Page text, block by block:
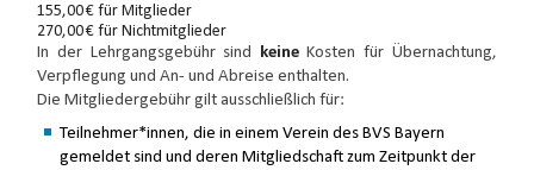
155,00 € für Mitglieder
270,00 € für Nichtmitglieder
In der Lehrgangsgebühr sind
keineKosten für Übernachtung,
Verpflegung und An- und Abreise enthalten.
Die Mitgliedergebühr gilt ausschließlich für:
Teilnehmer*innen, die in einem Verein des BVS Bayern
gemeldet sind und deren Mitgliedschaft zum Zeitpunkt der